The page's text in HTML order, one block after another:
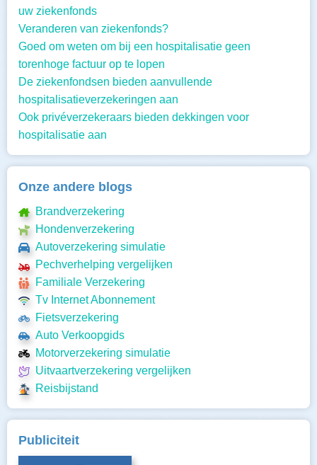
uw ziekenfonds
Veranderen van ziekenfonds?
Goed om weten om bij een hospitalisatie geen
torenhoge factuur op te lopen
De ziekenfondsen bieden aanvullende
hospitalisatieverzekeringen aan
Ook privéverzekeraars bieden dekkingen voor
hospitalisatie aan
Onze andere blogs
Brandverzekering
Hondenverzekering
Autoverzekering simulatie
Pechverhelping vergelijken
Familiale Verzekering
Tv Internet Abonnement
Fietsverzekering
Auto Verkoopgids
Motorverzekering simulatie
Uitvaartverzekering vergelijken
Reisbijstand
Publiciteit